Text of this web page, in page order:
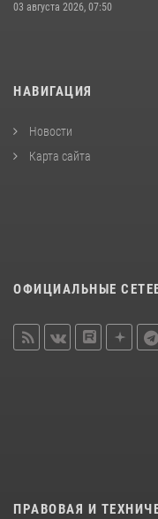
03 августа 2026, 07:50
НАВИГАЦИЯ
Новости
Карта сайта
ОФИЦИАЛЬНЫЕ
ПРАВОВАЯ И